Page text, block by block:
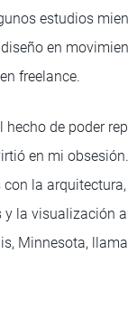
estudios
en
freelance.
hecho de poder
en mi
la
y la visualización
Minnesota,